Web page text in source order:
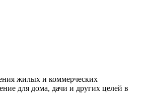
жилых и коммерческих
для дома, дачи и других целей в